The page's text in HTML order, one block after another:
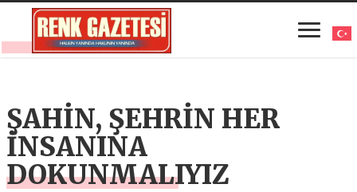
ŞAHİN, ŞEHRİN HER
İNSANINA
DOKUNMALIYIZ